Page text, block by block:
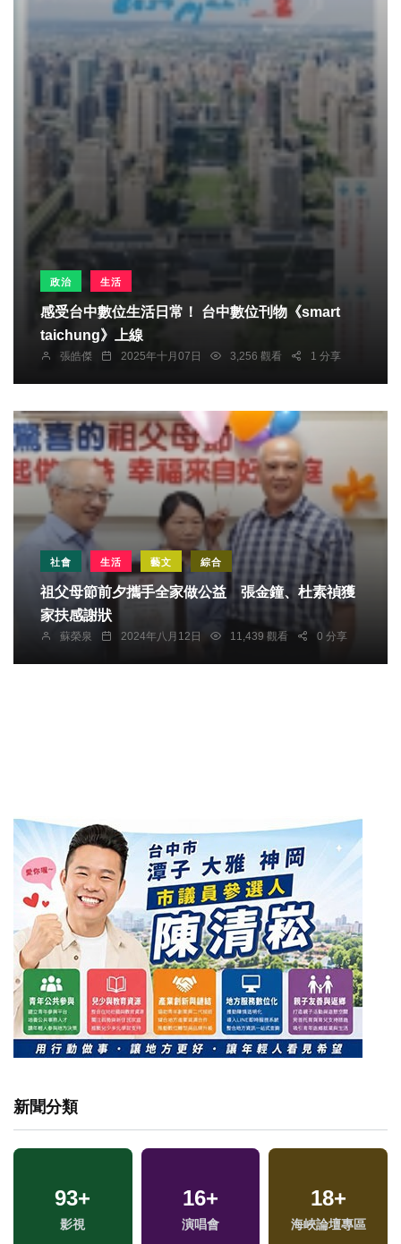
政治 生活
感受台中數位生活日常！ 台中數位刊物《smart
taichung》上線
張皓傑 2025年十月07日 3,256 觀看 1 分享
社會 生活 藝文 綜合
祖父母節前夕攜手全家做公益 張金鐘、杜素禎獲
家扶感謝狀
蘇榮泉 2024年八月12日 11,439 觀看 0 分享
新聞分類
93+
影視
16+
演唱會
18+
海峽論壇專區